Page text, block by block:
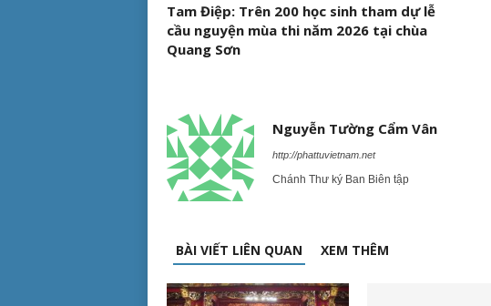
Tam Điệp: Trên 200 học sinh tham dự lễ
cầu nguyện mùa thi năm 2026 tại chùa
Quang Sơn
Nguyễn Tường Cẩm Vân
http://phattuvietnam.net
Chánh Thư ký Ban Biên tập
BÀI VIẾT LIÊN QUAN XEM THÊM